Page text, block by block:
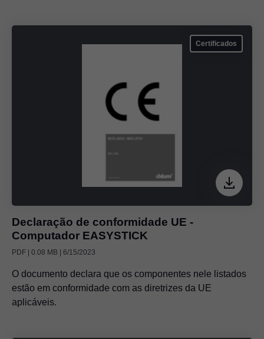
Certificados
Declaração de conformidade UE -
Computador EASYSTICK
PDF | 0.08 MB | 6/15/2023
O documento declara que os componentes nele listados
estão em conformidade com as diretrizes da UE
aplicáveis.